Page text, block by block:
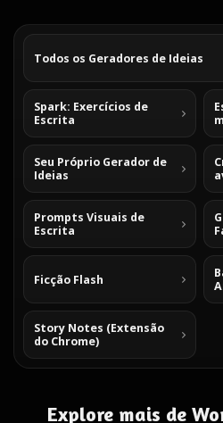
Todos os Geradores de Ideias
Spark: Exercícios de
Escrita
Seu Próprio Gerador de
Ideias
Prompts Visuais de
Escrita
Ficção Flash
Story Notes (Extensão
do Chrome)
Explore mais de